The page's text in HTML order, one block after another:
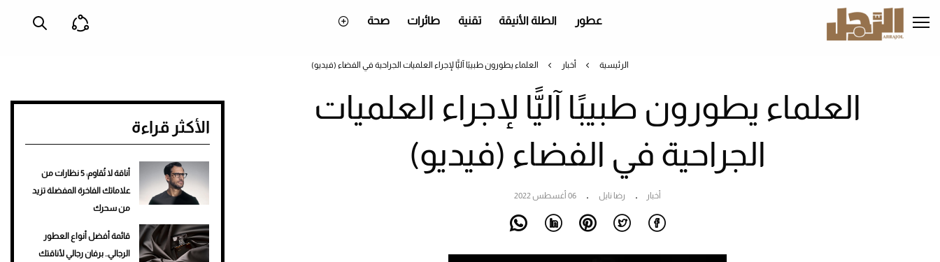
إلى
المحتوى
عطور الطلة الأنيقة تقنية طائرات صحة
الرئيسية أخبار العلماء يطورون طبيبًا آليًّا لإجراء العلميات الجراحية في الفضاء (فيديو)
العلماء يطورون طبيبًا آليًّا لإجراء العلميات
الجراحية في الفضاء (فيديو)
أخبار رضا نايل 06 أغسطس 2022
الأكثر قراءة
أناقة لا تُقاوم: 5 نظارات من
علاماتك الفاخرة المفضلة تزيد
من سحرك
قائمة أفضل أنواع العطور
الرجالي.. برفان رجالي لأناقتك